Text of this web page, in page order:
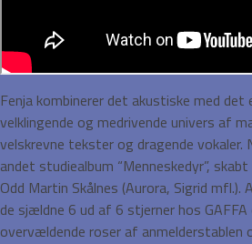
Fenja kombinerer det akustiske med
velklingende og medrivende univers af
velskrevne tekster og dragende vokaler.
andet studiealbum “Menneskedyr”,
Odd Martin Skålnes (Aurora, Sigrid
de sjældne 6 ud af 6 stjerner hos
overvældende roser af anmelderstablen